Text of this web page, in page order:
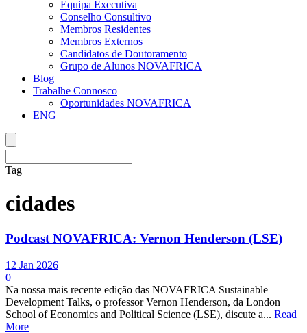
Equipa Executiva
Conselho Consultivo
Membros Residentes
Membros Externos
Candidatos de Doutoramento
Grupo de Alunos NOVAFRICA
Blog
Trabalhe Connosco
Oportunidades NOVAFRICA
ENG
Tag
cidades
Podcast NOVAFRICA: Vernon Henderson (LSE)
12 Jan 2026
0
Na nossa mais recente edição das NOVAFRICA Sustainable
Development Talks, o professor Vernon Henderson, da London
School of Economics and Political Science (LSE), discute a... Read
More